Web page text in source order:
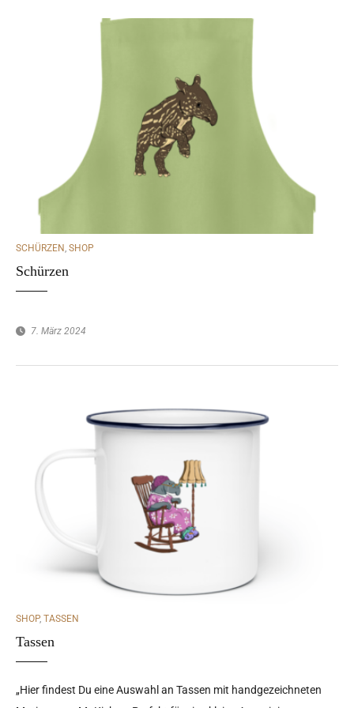
CATEGORIES
SCHÜRZEN SHOP
Schürzen
7. März 2024
CATEGORIES
SHOP, TASSEN
Tassen
„Hier findest Du eine Auswahl an Tassen mit handgezeichneten